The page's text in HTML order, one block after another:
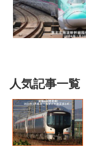
人気記事一覧